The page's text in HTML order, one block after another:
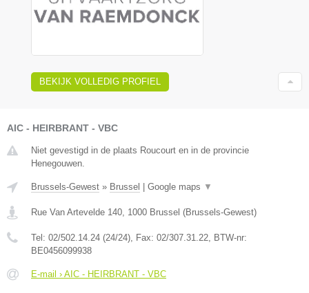
BEKIJK VOLLEDIG PROFIEL
AIC - HEIRBRANT - VBC
Niet gevestigd in de plaats Roucourt en in de provincie
Henegouwen.
Brussels-Gewest » Brussel | Google maps ▼
Rue Van Artevelde 140 1000 Brussel (Brussels-Gewest)
Tel: 02/502.14.24 (24/24) , Fax: 02/307.31.22 , BTW-nr:
BE0456099938
E-mail › AIC - HEIRBRANT - VBC